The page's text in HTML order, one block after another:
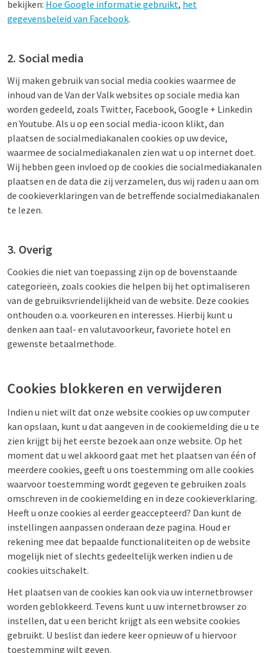
bekijken: Hoe Google informatie gebruikt, het
gegevensbeleid van Facebook.
2. Social media
Wij maken gebruik van social media cookies waarmee de
inhoud van de Van der Valk websites op sociale media kan
worden gedeeld, zoals Twitter, Facebook, Google + Linkedin
en Youtube. Als u op een social media-icoon klikt, dan
plaatsen de socialmediakanalen cookies op uw device,
waarmee de socialmediakanalen zien wat u op internet doet.
Wij hebben geen invloed op de cookies die socialmediakanalen
plaatsen en de data die zij verzamelen, dus wij raden u aan om
de cookieverklaringen van de betreffende socialmediakanalen
te lezen.
3. Overig
Cookies die niet van toepassing zijn op de bovenstaande
categorieën, zoals cookies die helpen bij het optimaliseren
van de gebruiksvriendelijkheid van de website. Deze cookies
onthouden o.a. voorkeuren en interesses. Hierbij kunt u
denken aan taal- en valutavoorkeur, favoriete hotel en
gewenste betaalmethode.
Cookies blokkeren en verwijderen
Indien u niet wilt dat onze website cookies op uw computer
kan opslaan, kunt u dat aangeven in de cookiemelding die u te
zien krijgt bij het eerste bezoek aan onze website. Op het
moment dat u wel akkoord gaat met het plaatsen van één of
meerdere cookies, geeft u ons toestemming om alle cookies
waarvoor toestemming wordt gegeven te gebruiken zoals
omschreven in de cookiemelding en in deze cookieverklaring.
Heeft u onze cookies al eerder geaccepteerd? Dan kunt de
instellingen aanpassen onderaan deze pagina. Houd er
rekening mee dat bepaalde functionaliteiten op de website
mogelijk niet of slechts gedeeltelijk werken indien u de
cookies uitschakelt.
Het plaatsen van de cookies kan ook via uw internetbrowser
worden geblokkeerd. Tevens kunt u uw internetbrowser zo
instellen, dat u een bericht krijgt als een website cookies
gebruikt. U beslist dan iedere keer opnieuw of u hiervoor
toestemming wilt geven.